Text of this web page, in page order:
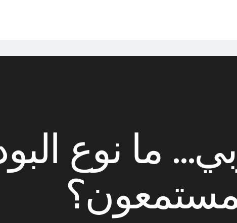
ما نوع